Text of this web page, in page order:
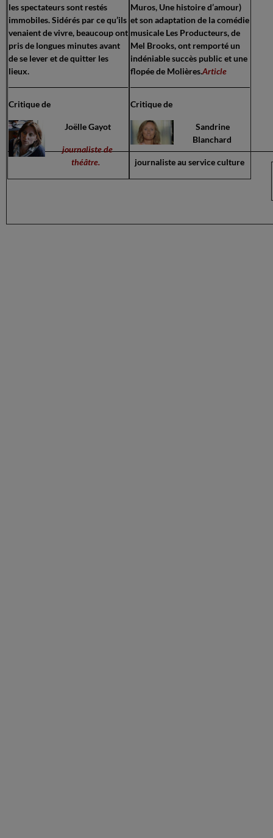
les spectateurs sont restés
immobiles. Sidérés par ce qu’ils
venaient de vivre, beaucoup ont
pris de longues minutes avant
de se lever et de quitter les
lieux.
Critique de
Joëlle Gayot
journaliste de
théâtre.
Muros, Une histoire d’amour)
et son adaptation de la comédie
musicale Les Producteurs, de
Mel Brooks, ont remporté un
indéniable succès public et une
flopée de Molières.Article
Critique de
Sandrine
Blanchard
journaliste au service culture